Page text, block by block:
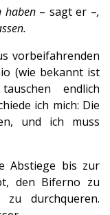
haben– sagt er –,
vorbeifahrenden
(wie bekannt ist
endlich
ich mich: Die
und ich muss
Abstiege bis zur
den Biferno zu
durchqueren.